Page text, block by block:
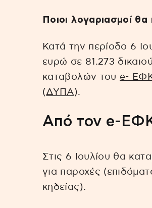
Ποιοι λογαριασμοί
Κατά την περίοδο 6
ευρώ σε 81.273
καταβολών του e-
(ΔΥΠΑ).
Aπό τον e-
Στις 6 Ιουλίου θα
για παροχές
κηδείας).